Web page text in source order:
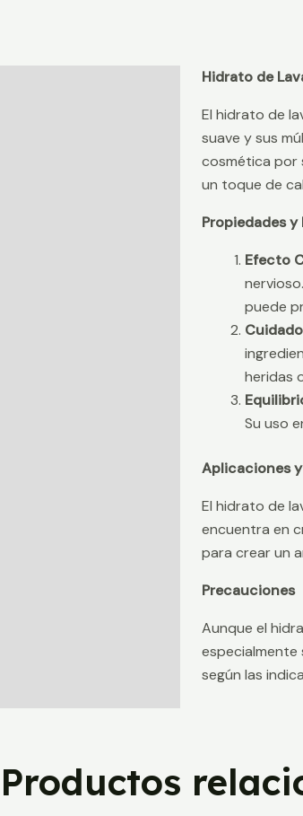
Hidrato de
El hidrato de
suave y sus
cosmética por
un toque de
Propiedades
Efecto
puede
heridas
Su uso
Aplicaciones
El hidrato de
encuentra en
para crear un
Precauciones
Aunque el
especialmente
según las
Productos